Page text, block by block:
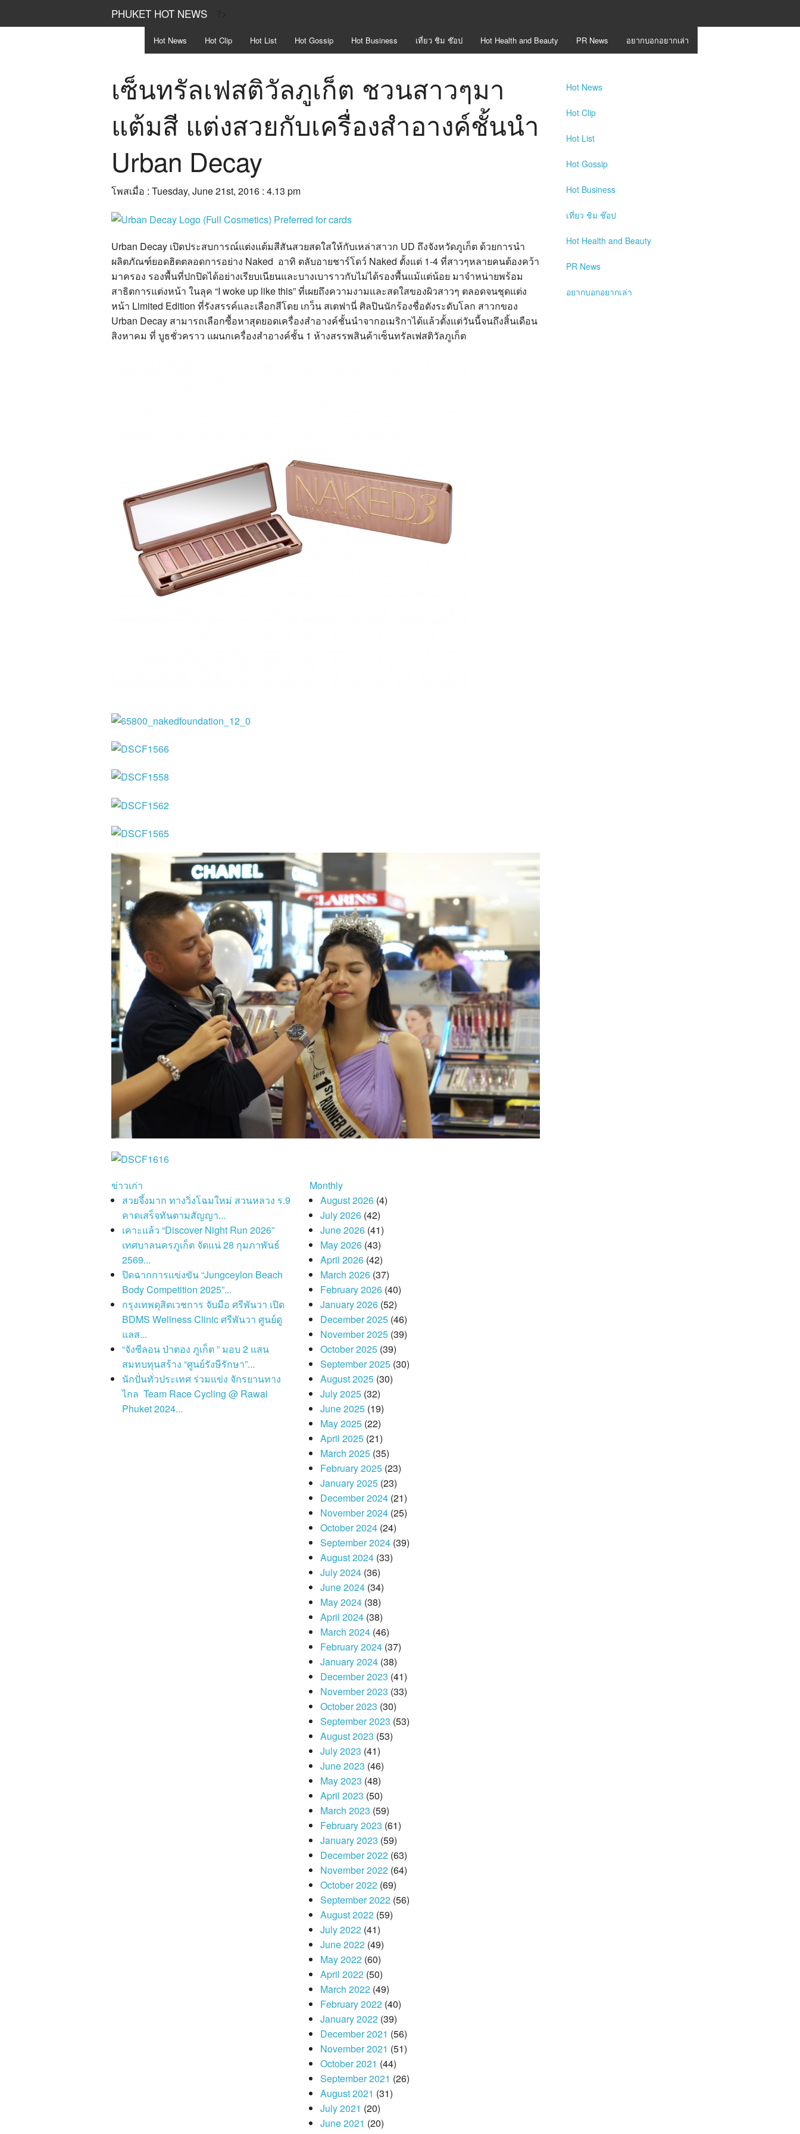
PHUKET HOT NEWS
Hot News Hot Clip Hot List Hot Gossip Hot Business เที่ยว ชิม ช๊อป Hot Health and Beauty PR News อยากบอกอยากเล่า
เซ็นทรัลเฟสติวัลภูเก็ต ชวนสาวๆมา
แต้มสี แต่งสวยกับเครื่องสำอางค์ชั้นนำ
Urban Decay
โพสเมื่อ : Tuesday, June 21st, 2016 : 4.13 pm
Urban Decay เปิดประสบการณ์แต่งแต้มสีสันสวยสดใสให้กับเหล่าสาวก UD ถึงจังหวัดภูเก็ต ด้วยการนำ
ผลิตภัณฑ์ยอดฮิตตลอดการอย่าง Naked อาทิ ตลับอายชาร์โดว์ Naked ตั้งแต่ 1-4 ที่สาวๆหลายคนต้องคว้า
มาครอง รองพื้นที่ปกปิดได้อย่างเรียบเนียนและบางเบาราวกับไม่ได้รองพื้นแม้แต่น้อย มาจำหน่ายพร้อม
สาธิตการแต่งหน้า ในลุค “I woke up like this” ที่เผยถึงความงามและสดใสของผิวสาวๆ ตลอดจนชุดแต่ง
หน้า Limited Edition ที่รังสรรค์และเลือกสีโดย เกว็น สเตฟานี่ ศิลปินนักร้องชื่อดังระดับโลก สาวกของ
Urban Decay สามารถเลือกซื้อหาสุดยอดเครื่องสำอางค์ชั้นนำจากอเมริกาได้แล้วตั้งแต่วันนี้จนถึงสิ้นเดือน
สิงหาคม ที่ บูธชั่วคราว แผนกเครื่องสำอางค์ชั้น 1 ห้างสรรพสินค้าเซ็นทรัลเฟสติวัลภูเก็ต
Hot News
Hot Clip
Hot List
Hot Gossip
Hot Business
เที่ยว ชิม ช๊อป
Hot Health and Beauty
PR News
อยากบอกอยากเล่า
ข่าวเก่า
สวยจึ้งมาก ทางวิ่งโฉมใหม่ สวนหลวง ร.9
คาดเสร็จทันตามสัญญา...
เคาะแล้ว “Discover Night Run 2026”
เทศบาลนครภูเก็ต จัดแน่ 28 กุมภาพันธ์
2569...
ปิดฉากการแข่งขัน “Jungceylon Beach
Body Competition 2025”...
กรุงเทพดุสิตเวชการ จับมือ ศรีพันวา เปิด
BDMS Wellness Clinic ศรีพันวา ศูนย์ดู
แลส...
“จังซีลอน ป่าตอง ภูเก็ต ” มอบ 2 แสน
สมทบทุนสร้าง “ศูนย์รังษีรักษา”...
นักปั่นทั่วประเทศ ร่วมแข่ง จักรยานทาง
ไกล Team Race Cycling @ Rawai
Phuket 2024...
Monthly
August 2026(4)
July 2026(42)
June 2026(41)
May 2026(43)
April 2026(42)
March 2026(37)
February 2026(40)
January 2026(52)
December 2025(46)
November 2025(39)
October 2025(39)
September 2025(30)
August 2025(30)
July 2025(32)
June 2025(19)
May 2025(22)
April 2025(21)
March 2025(35)
February 2025(23)
January 2025(23)
December 2024(21)
November 2024(25)
October 2024(24)
September 2024(39)
August 2024(33)
July 2024(36)
June 2024(34)
May 2024(38)
April 2024(38)
March 2024(46)
February 2024(37)
January 2024(38)
December 2023 (41)
November 2023 (33)
October 2023 (30)
September 2023 (53)
August 2023 (53)
July 2023 (41)
June 2023 (46)
May 2023 (48)
April 2023 (50)
March 2023 (59)
February 2023 (61)
January 2023 (59)
December 2022(63)
November 2022(64)
October 2022(69)
September 2022(56)
August 2022(59)
July 2022(41)
June 2022(49)
May 2022(60)
April 2022(50)
March 2022(49)
February 2022(40)
January 2022(39)
December 2021 (56)
November 2021 (51)
October 2021 (44)
September 2021 (26)
August 2021 (31)
July 2021 (20)
June 2021 (20)